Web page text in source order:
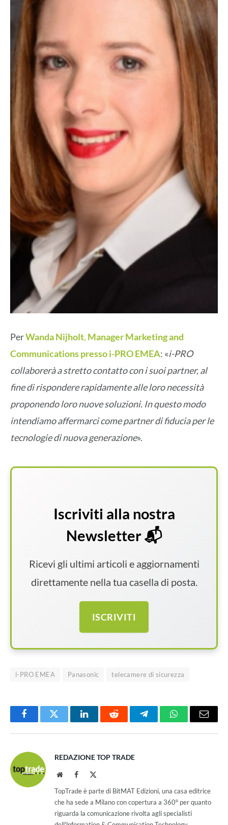
PerWanda Nijholt, Manager Marketing and
Communications presso i-PRO EMEA: «i-PRO
collaborerà a stretto contatto con i suoi partner, al
fine di rispondere rapidamente alle loro necessità
proponendo loro nuove soluzioni. In questo modo
intendiamo affermarci come partner di fiducia per le
tecnologie di nuova generazione».
Iscriviti alla nostra
Newsletter 📬
Ricevi gli ultimi articoli e aggiornamenti
direttamente nella tua casella di posta.
ISCRIVITI
i-PRO EMEA Panasonic telecamere di sicurezza
FacebookTwitter LinkedInReddit TelegramWhatsAppEmail
REDAZIONE TOP TRADE
WebsiteFacebook
TopTrade è parte di BitMAT Edizioni, una casa editrice
che ha sede a Milano con copertura a 360° per quanto
riguarda la comunicazione rivolta agli specialisti